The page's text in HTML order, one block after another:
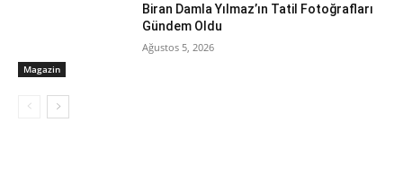
Magazin
Biran Damla Yılmaz’ın Tatil Fotoğrafları
Gündem Oldu
Ağustos 5, 2026